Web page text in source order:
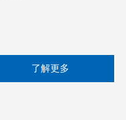
客户需要贴的膜的型号和膜的类
了解更多